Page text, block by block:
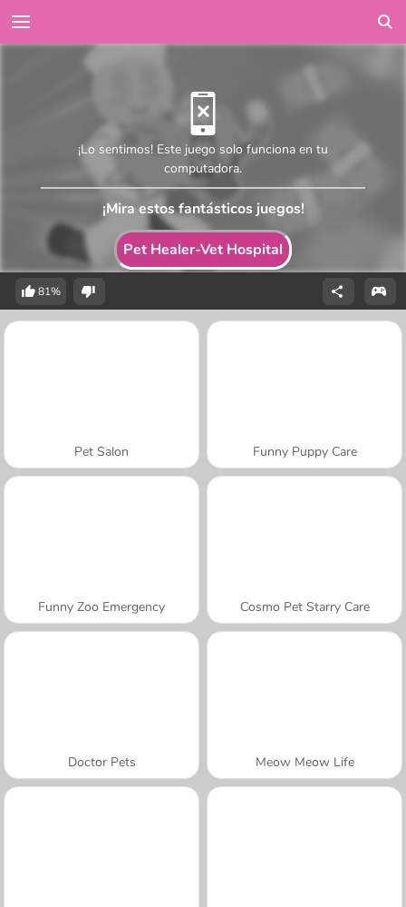
Pet Healer-Vet Hospital
¡Lo sentimos! Este juego solo funciona en tu
computadora.
¡Mira estos fantásticos juegos!
81%
Pet Salon Funny Puppy Care
Funny Zoo Emergency Cosmo Pet Starry Care
Doctor Pets Meow Meow Life